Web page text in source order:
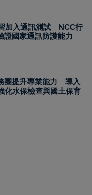
加入通訊測試 NCC行
證國家通訊防護能力
團提升專業能力 導入
化水保檢查與國土保育